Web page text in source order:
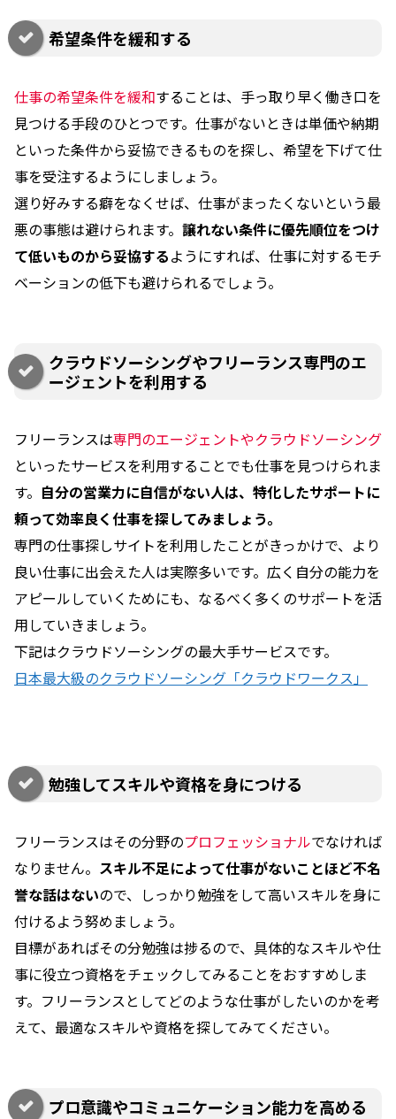
希望条件を緩和する
仕事の希望条件を緩和することは、手っ取り早く働き口を
見つける手段のひとつです。仕事がないときは単価や納期
といった条件から妥協できるものを探し、希望を下げて仕
事を受注するようにしましょう。
選り好みする癖をなくせば、仕事がまったくないという最
悪の事態は避けられます。 譲れない条件に優先順位をつけ
て低いものから妥協するようにすれば、仕事に対するモチ
ベーションの低下も避けられるでしょう。
クラウドソーシングやフリーランス専門のエ
ージェントを利用する
フリーランスは専門のエージェントやクラウドソーシング
といったサービスを利用することでも仕事を見つけられま
す。 自分の営業力に自信がない人は、特化したサポートに
頼って効率良く仕事を探してみましょう。
専門の仕事探しサイトを利用したことがきっかけで、より
良い仕事に出会えた人は実際多いです。広く自分の能力を
アピールしていくためにも、なるべく多くのサポートを活
用していきましょう。
下記はクラウドソーシングの最大手サービスです。
日本最大級のクラウドソーシング「クラウドワークス」
勉強してスキルや資格を身につける
フリーランスはその分野のプロフェッショナルでなければ
なりません。 スキル不足によって仕事がないことほど不名
誉な話はないので、しっかり勉強をして高いスキルを身に
付けるよう努めましょう。
目標があればその分勉強は捗るので、具体的なスキルや仕
事に役立つ資格をチェックしてみることをおすすめしま
す。フリーランスとしてどのような仕事がしたいのかを考
えて、最適なスキルや資格を探してみてください。
プロ意識やコミュニケーション能力を高める